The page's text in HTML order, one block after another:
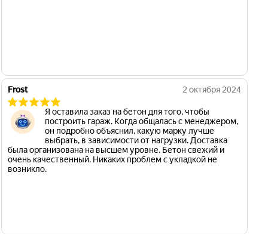
Frost 2 октября 2024
Я оставила заказ на бетон для того, чтобы
построить гараж. Когда общалась с менеджером,
он подробно объяснил, какую марку лучше
выбрать, в зависимости от нагрузки. Доставка
была организована на высшем уровне. Бетон свежий и
очень качественный. Никаких проблем с укладкой не
возникло.